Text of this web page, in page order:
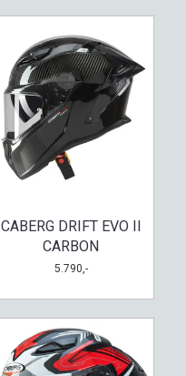
CABERG DRIFT EVO II
CARBON
5.790,-